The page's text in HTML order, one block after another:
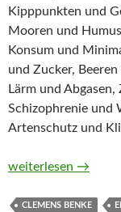
Kipppunkten und
Mooren und
Konsum und
und Zucker,
Lärm und
Schizophrenie und
Artenschutz und
Aufs Land. Wege
weiterlesen →
CLEMENS BENKE